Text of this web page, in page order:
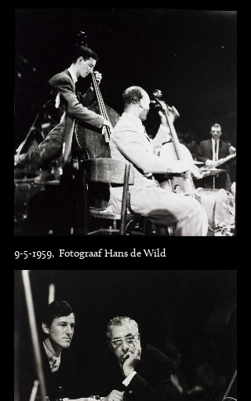
9-5-1959, Fotograaf Hans de Wild